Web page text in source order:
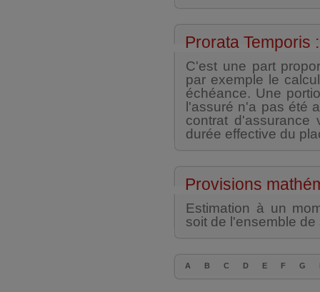
Prorata Temporis :
C'est une part
par exemple le
échéance. Une
l'assuré n'a pas été
contrat d'assurance
durée effective du
Provisions
Estimation à un
soit de l'ensemble
A B C D E F G